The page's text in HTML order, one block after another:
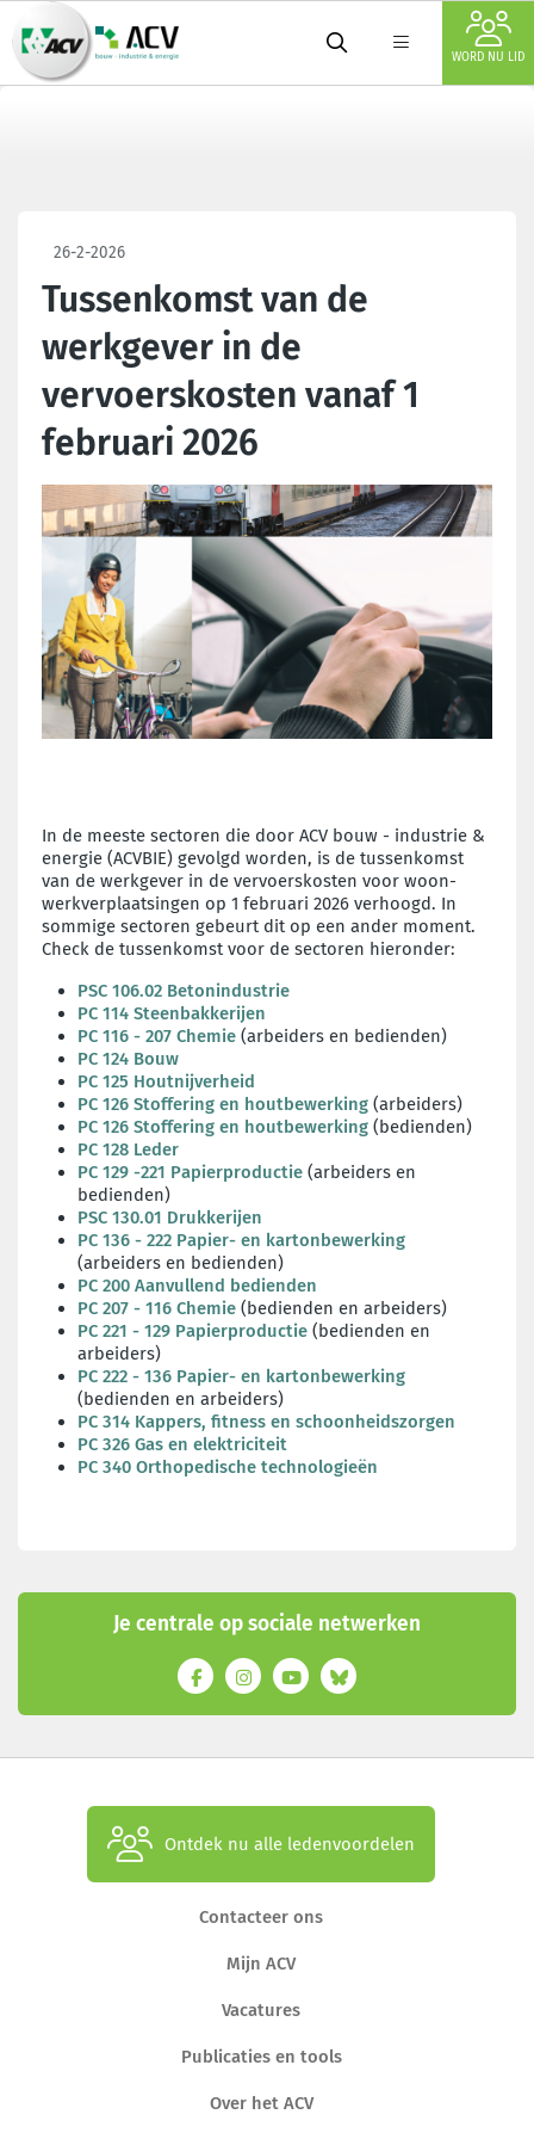
WORD NU LID
26-2-2026
Tussenkomst van de
werkgever in de
vervoerskosten vanaf 1
februari 2026
In de meeste sectoren die door ACV bouw - industrie &
energie (ACVBIE) gevolgd worden, is de tussenkomst
van de werkgever in de vervoerskosten voor woon-
werkverplaatsingen op 1 februari 2026 verhoogd. In
sommige sectoren gebeurt dit op een ander moment.
Check de tussenkomst voor de sectoren hieronder:
PSC 106.02 Betonindustrie
PC 114 Steenbakkerijen
PC 116 - 207 Chemie (arbeiders en bedienden)
PC 124 Bouw
PC 125 Houtnijverheid
PC 126 Stoffering en houtbewerking (arbeiders)
PC 126 Stoffering en houtbewerking (bedienden)
PC 128 Leder
PC 129 -221 Papierproductie (arbeiders en
bedienden)
PSC 130.01 Drukkerijen
PC 136 - 222 Papier- en kartonbewerking
(arbeiders en bedienden)
PC 200 Aanvullend bedienden
PC 207 - 116 Chemie (bedienden en arbeiders)
PC 221 - 129 Papierproductie (bedienden en
arbeiders)
PC 222 - 136 Papier- en kartonbewerking
(bedienden en arbeiders)
PC 314 Kappers, fitness en schoonheidszorgen
PC 326 Gas en elektriciteit
PC 340 Orthopedische technologieën
Je centrale op sociale netwerken
Ontdek nu alle ledenvoordelen
Contacteer ons
Mijn ACV
Vacatures
Publicaties en tools
Over het ACV